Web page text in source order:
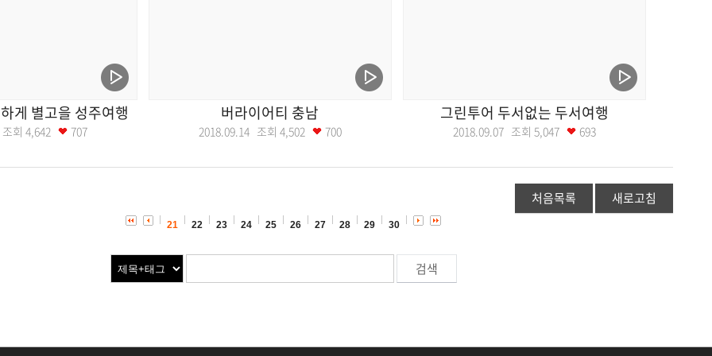
게 별고을 성주여행
회 4,642 707
버라이어티 충남
2018.09.14 조회 4,502 700
그린투어 두서없는 두서여행
2018.09.07 조회 5,047 693
처음목록 새로고침
21 22 23 24 25 26 27 28 29 30